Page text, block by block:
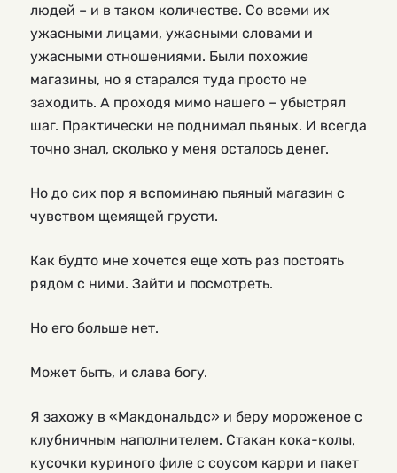
людей – и в таком количестве. Со всеми их
ужасными лицами, ужасными словами и
ужасными отношениями. Были похожие
магазины, но я старался туда просто не
заходить. А проходя мимо нашего – убыстрял
шаг. Практически не поднимал пьяных. И всегда
точно знал, сколько у меня осталось денег.
Но до сих пор я вспоминаю пьяный магазин с
чувством щемящей грусти.
Как будто мне хочется еще хоть раз постоять
рядом с ними. Зайти и посмотреть.
Но его больше нет.
Может быть, и слава богу.
Я захожу в «Макдональдс» и беру мороженое с
клубничным наполнителем. Стакан кока-колы,
кусочки куриного филе с соусом карри и пакет